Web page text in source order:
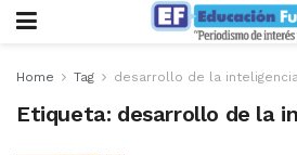
Home Tag desarrollo de la
Etiqueta: desarrollo de la